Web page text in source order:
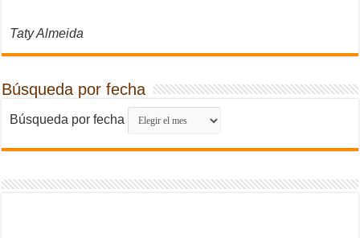
Taty Almeida
Búsqueda por fecha
Búsqueda por fecha